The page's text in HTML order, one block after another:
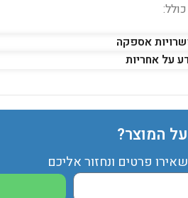
מתכוונן
תיקון
מגיע מקופל באריזה איכותית ומוכן
כיוון בהתאם לצורך.
נוחה ואיכות גבוהה – הבחירה
אספקה
על אחריות
המוצר?
פרטים ונחזור אליכם